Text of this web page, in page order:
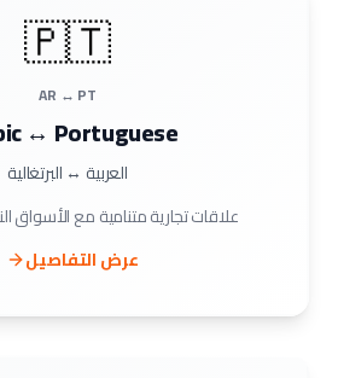
🇵🇹
AR ↔ PT
↔ Portuguese
العربية ↔ البرتغالية
علاقات تجارية متنامية مع الأسواق
عرض التفاصيل